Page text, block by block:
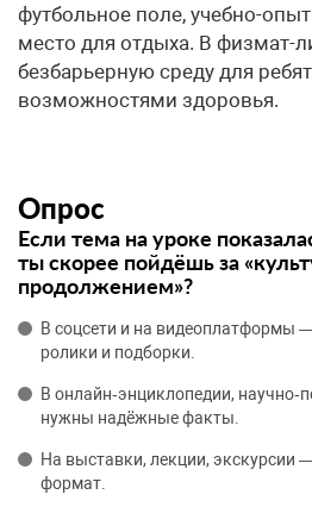
футбольное поле, учебно-
место для отдыха. В физмат-
безбарьерную среду для
возможностями здоровья.
Опрос
Если тема на уроке
ты скорее пойдёшь за
продолжением»?
В соцсети и на видеоплатформы
ролики и подборки.
В онлайн‑энциклопедии,
нужны надёжные факты.
На выставки, лекции,
формат.